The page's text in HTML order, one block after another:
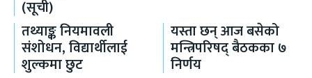
(सूची)
तथ्याङ्क नियमावली
संशोधन, विद्यार्थीलाई
शुल्कमा छुट
यस्ता छन् आज बसेको
मन्त्रिपरिषद् बैठकका ७
निर्णय